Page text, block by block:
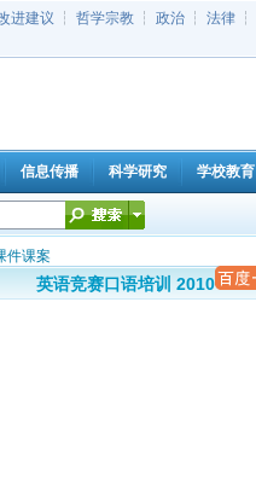
进建议 ┆ 哲学宗教 ┆ 政治 ┆ 法律 ┆
信息传播 科学研究 学校教育
件课案
英语竞赛口语培训 2010